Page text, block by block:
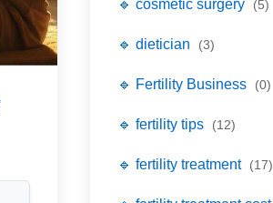
🔹 cosmetic surgery (5)
🔹 dietician (3)
🔹 Fertility Business (0)
🔹 fertility tips (12)
🔹 fertility treatment (17)